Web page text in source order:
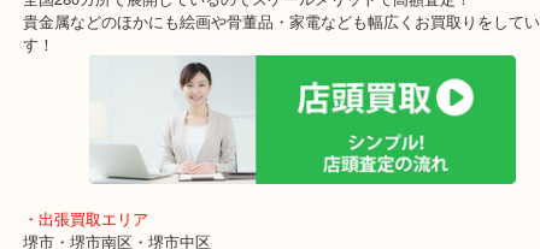
使っていない貴金属はございませんか？
当店では金歯一つからでも買取をしていますのでお気軽にお立ち寄
ればと思っています。
東北高速鉄道線「栂・美木多駅」「光明池」「泉ヶ丘」
・ご来店が多いエリア
富田林市・堺市東区・和泉市
岸和田市・泉大津市・高石市